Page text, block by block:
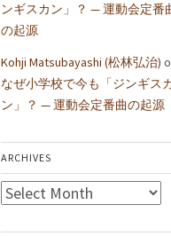
ンギスカン」？ — 運動会定番
の起源
Kohji Matsubayashi (松林弘治)
なぜ小学校で今も「ジンギス
ン」？ — 運動会定番曲の起源
ARCHIVES
Archives